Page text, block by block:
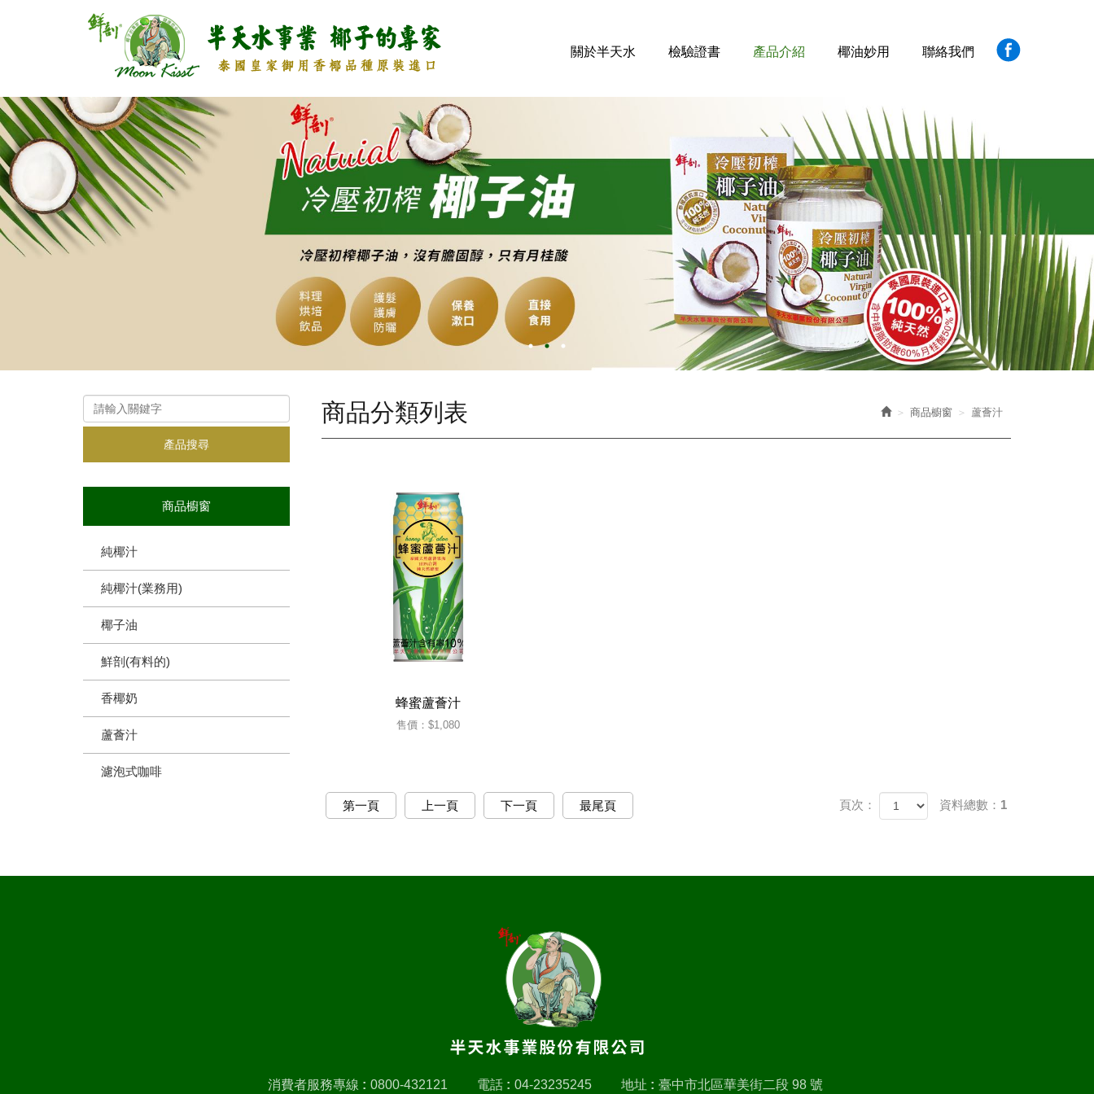
關於半天水 檢驗證書 產品介紹 椰油妙用 聯絡我們
產品搜尋
商品櫥窗
純椰汁
純椰汁(業務用)
椰子油
鮮剖(有料的)
香椰奶
蘆薈汁
濾泡式咖啡
商品櫥窗 蘆薈汁
商品分類列表
蜂蜜蘆薈汁
售價： $1,080
第一頁 上一頁 下一頁 最尾頁 頁次： 資料總數：1
消費者服務專線 : 0800-432121 電話 : 04-23235245 地址 : 臺中市北區華美街二段 98 號